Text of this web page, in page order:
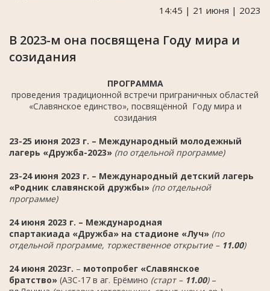
14:45 | 21 июня | 2023
В 2023-м она посвящена Году мира и
созидания
ПРОГРАММА
проведения традиционной встречи приграничных областей
«Славянское единство», посвящённой Году мира и
созидания
23-25 июня 2023 г. – Международный молодежный
лагерь «Дружба-2023» (по отдельной программе)
23-24 июня 2023 г. – Международный детский лагерь
«Родник славянской дружбы» (по отдельной
программе)
24 июня 2023 г. – Международная
спартакиада «Дружба» на стадионе «Луч» (по
отдельной программе, торжественное открытие – 11.00)
24 июня 2023г. – мотопробег «Славянское
братство» (АЗС-17 в аг. Ерёмино (старт – 11.00)–